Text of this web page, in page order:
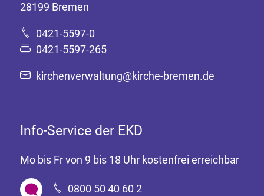
28199 Bremen
0421-5597-0
0421-5597-265
kirchenverwaltung@kirche-bremen.de
Info-Service der EKD
Mo bis Fr von 9 bis 18 Uhr kostenfrei erreichbar
0800 50 40 60 2